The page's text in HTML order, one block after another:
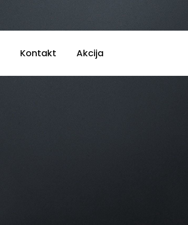
Kontakt Akcija